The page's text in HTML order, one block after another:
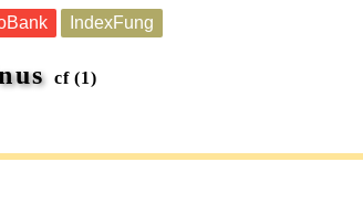
IndexFung
cf (1)